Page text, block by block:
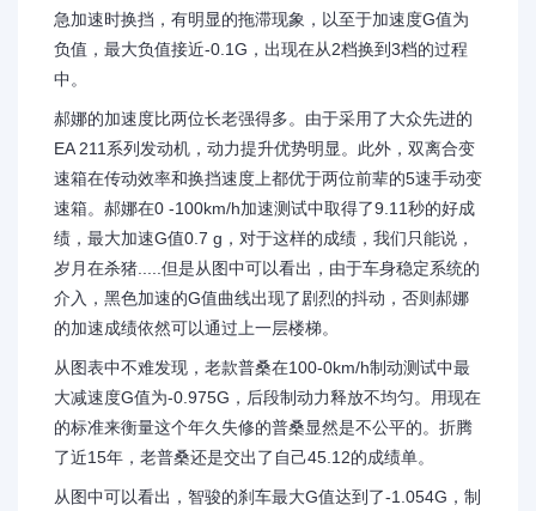
急加速时换挡，有明显的拖滞现象，以至于加速度G值为
负值，最大负值接近-0.1G，出现在从2档换到3档的过程
中。
郝娜的加速度比两位长老强得多。由于采用了大众先进的
EA 211系列发动机，动力提升优势明显。此外，双离合变
速箱在传动效率和换挡速度上都优于两位前辈的5速手动变
速箱。郝娜在0 -100km/h加速测试中取得了9.11秒的好成
绩，最大加速G值0.7 g，对于这样的成绩，我们只能说，
岁月在杀猪.....但是从图中可以看出，由于车身稳定系统的
介入，黑色加速的G值曲线出现了剧烈的抖动，否则郝娜
的加速成绩依然可以通过上一层楼梯。
从图表中不难发现，老款普桑在100-0km/h制动测试中最
大减速度G值为-0.975G，后段制动力释放不均匀。用现在
的标准来衡量这个年久失修的普桑显然是不公平的。折腾
了近15年，老普桑还是交出了自己45.12的成绩单。
从图中可以看出，智骏的刹车最大G值达到了-1.054G，制